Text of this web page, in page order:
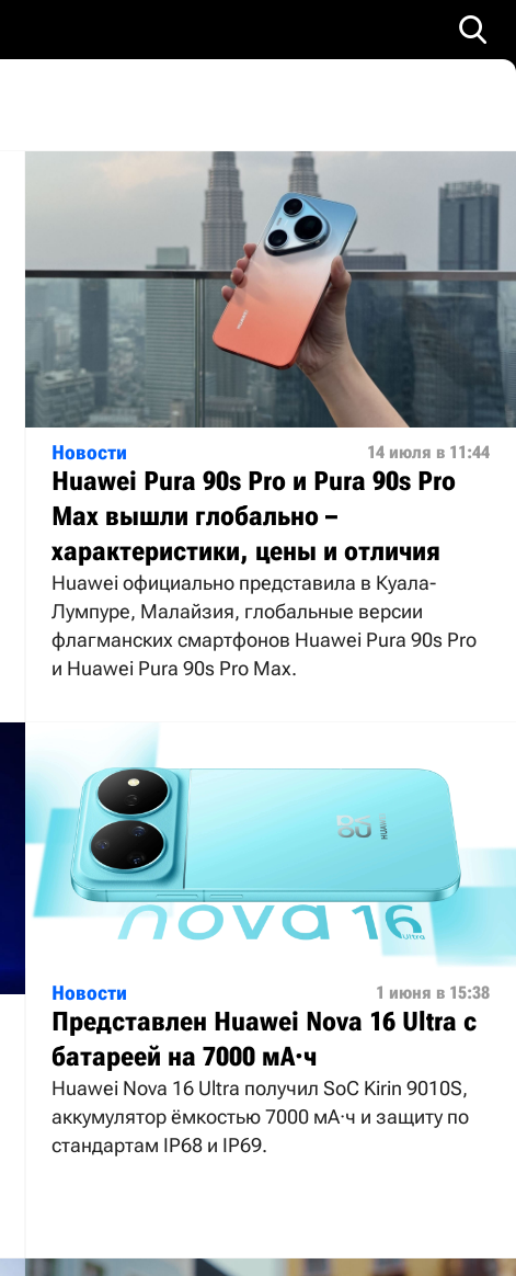
Новости 14 июля в 11:44
Huawei Pura 90s Pro и Pura 90s Pro
Max вышли глобально –
характеристики, цены и отличия
Huawei официально представила в Куала-
Лумпуре, Малайзия, глобальные версии
флагманских смартфонов Huawei Pura 90s Pro
и Huawei Pura 90s Pro Max.
Новости 1 июня в 15:38
Представлен Huawei Nova 16 Ultra с
батареей на 7000 мА·ч
Huawei Nova 16 Ultra получил SoC Kirin 9010S,
аккумулятор ёмкостью 7000 мА·ч и защиту по
стандартам IP68 и IP69.